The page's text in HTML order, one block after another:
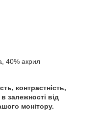
40% акрил
контрастність,
залежності від
монітору.